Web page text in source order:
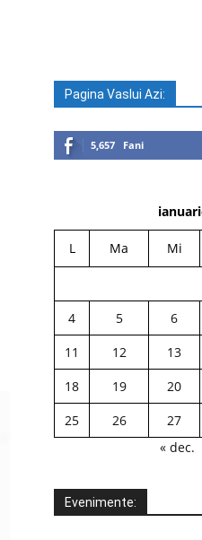
Pagina Vaslui Azi:
5,657 Fani
L Ma Mi
4
5 6
11
12 13
18
19 20
25
26 27
« dec.
Evenimente: